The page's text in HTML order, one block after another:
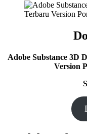
Adobe Substance 3D
Version